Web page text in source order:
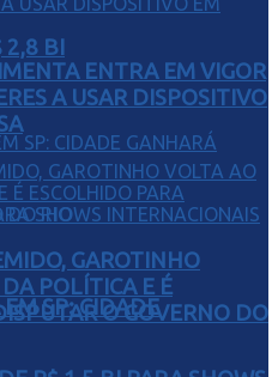
2,8 BI
SP: CIDADE
ENTRA EM VIGOR
A USAR DISPOSITIVO
GAROTINHO
POLÍTICA E É
O GOVERNO DO